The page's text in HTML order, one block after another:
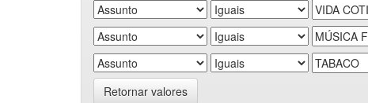
Retornar valores